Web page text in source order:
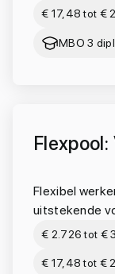
€ 17,48 tot €
MBO 3
Flexpool:
Flexibel
uitstekende
€ 2.726 tot €
€ 17,48 tot €